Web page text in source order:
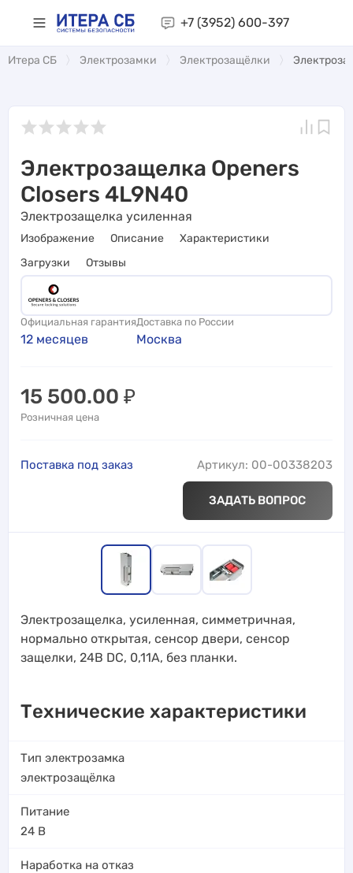
+7 (3952) 600-397
Итера СБ Электрозамки Электрозащёлки
Электрозащелка Openers
Closers 4L9N40
Электрозащелка усиленная
Изображение Описание
Характеристики
Загрузки
Отзывы
Официальная гарантия
12 месяцев
Доставка по России
Москва
15 500.00 ₽
Розничная цена
Поставка под заказ Артикул: 00-00338203
ЗАДАТЬ ВОПРОС
Электрозащелка, усиленная, симметричная,
нормально открытая, сенсор двери, сенсор
защелки, 24В DC, 0,11А, без планки.
Технические характеристики
Тип электрозамка
электрозащёлка
Питание
24 В
Наработка на отказ